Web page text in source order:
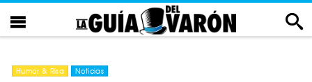
Humor & Risa Noticias